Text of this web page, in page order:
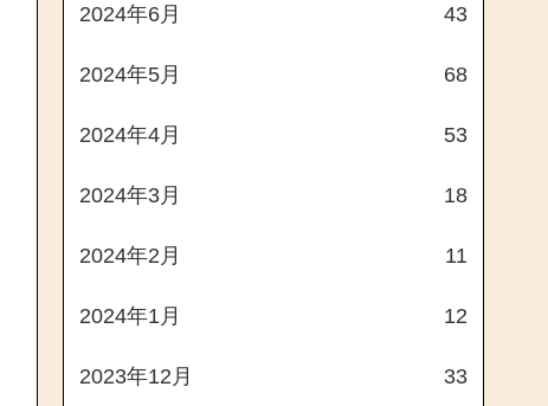
2024年6月 43
2024年5月 68
2024年4月 53
2024年3月 18
2024年2月 11
2024年1月 12
2023年12月 33